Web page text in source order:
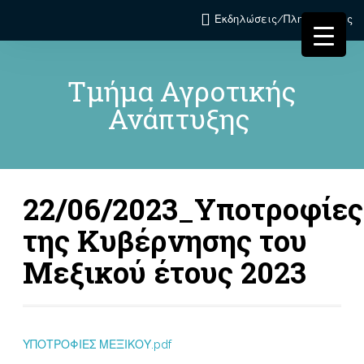
Εκδηλώσεις/Πληροφορίες
Τμήμα Αγροτικής
Ανάπτυξης
22/06/2023_Υποτροφίες
της Κυβέρνησης του
Μεξικού έτους 2023
ΥΠΟΤΡΟΦΙΕΣ ΜΕΞΙΚΟΥ.pdf